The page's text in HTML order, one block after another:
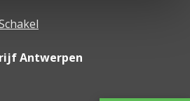
Antwerpen